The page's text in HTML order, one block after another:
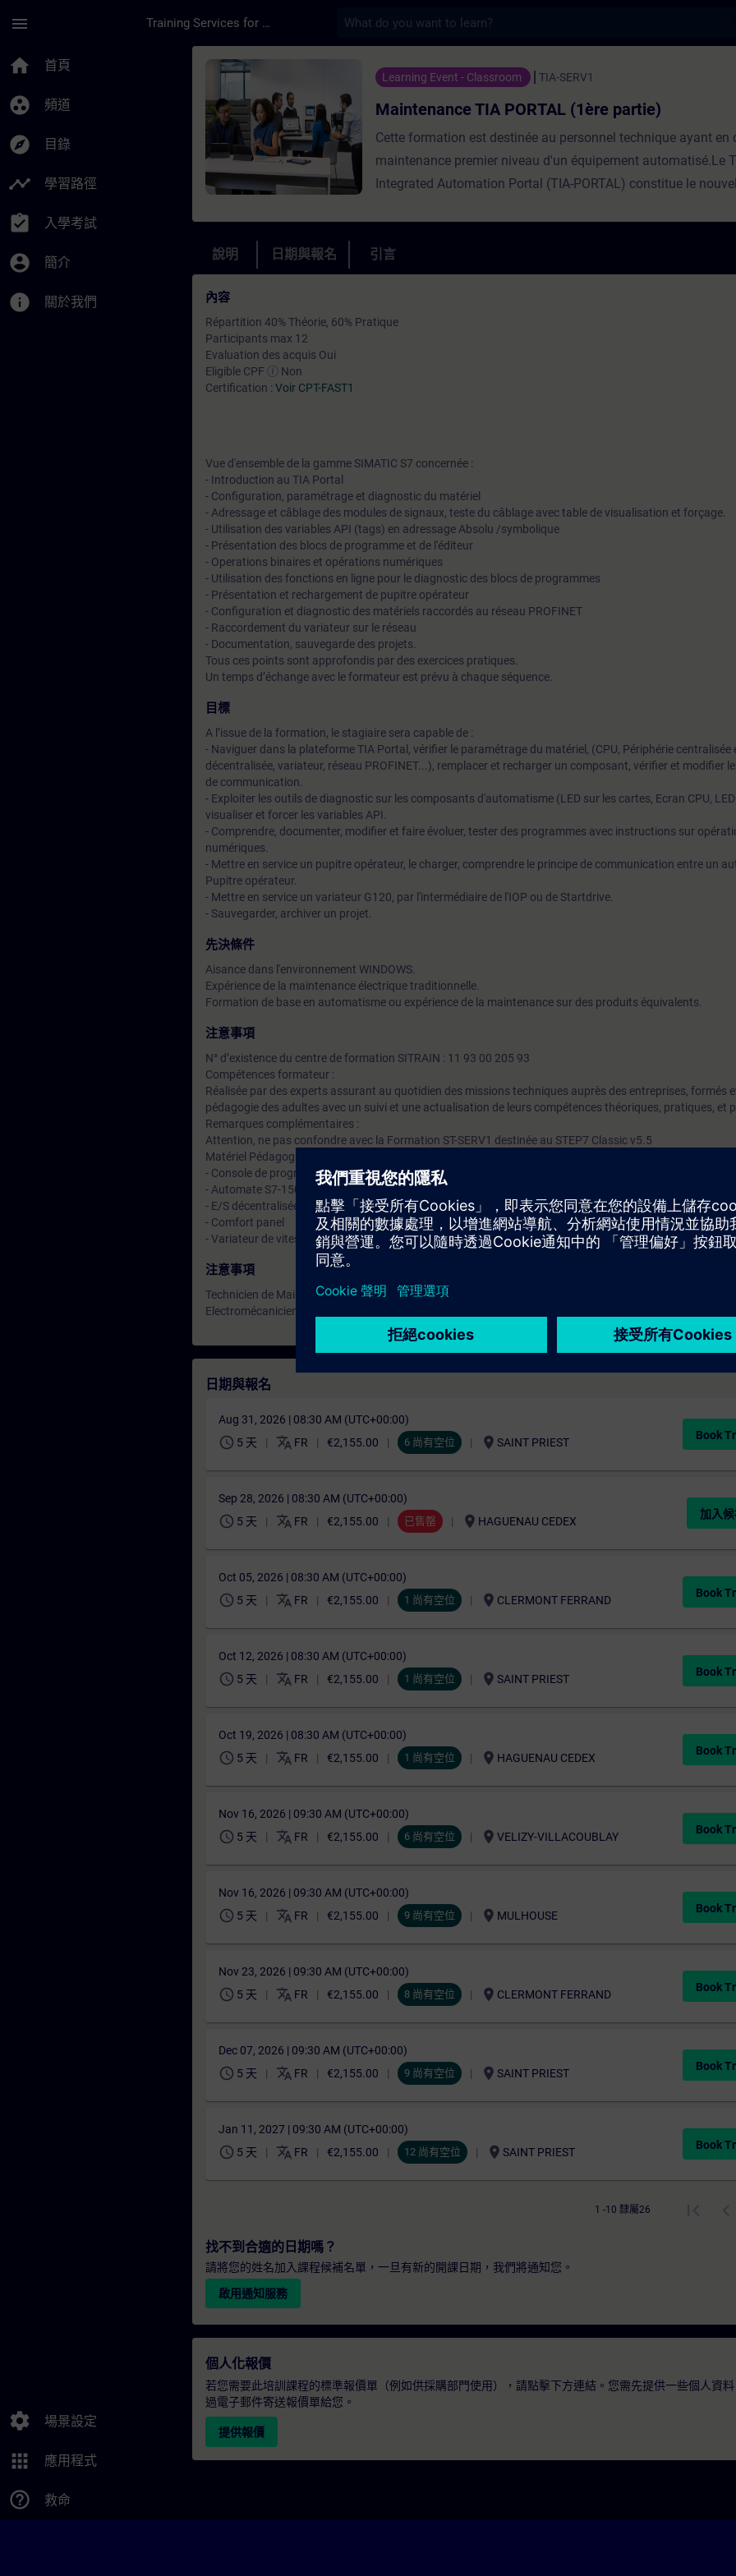
menu Training Services for Digital Industries
home 首頁
group_work 頻道
explore 目錄
timeline 學習路徑
assignment_turned_in 入學考試
account_circle 簡介
info 關於我們
settings 場景設定
apps 應用程式
help_outline 救命
課程 - Maintenance TIA PORTAL (1ère partie) - 培訓 - 培訓 -
Learning Event - Classroom TIA-SERV1
Maintenance TIA PORTAL (1ère partie)
Cette formation est destinée au personnel technique ayant en
maintenance premier niveau d'un équipement automatisé.Le
Integrated Automation Portal (TIA-PORTAL) constitue le nouvel
formation à la maintenance, vous découvrirez les outils et
permettant d'assurer la maintenance des systèmes SIMATIC
vitesse.Cette formation met l'accent sur les outils de recherche
說明 日期與報名 引言
內容
Répartition 40% Théorie, 60% Pratique
Participants max 12
Evaluation des acquis Oui
Eligible CPF ⓘ Non
Certification : Voir CPT-FAST1
Vue d'ensemble de la gamme SIMATIC S7 concernée :
- Introduction au TIA Portal
- Configuration, paramétrage et diagnostic du matériel
- Adressage et câblage des modules de signaux, teste du câblage avec table de visualisation et forçage.
- Utilisation des variables API (tags) en adressage Absolu /symbolique
- Présentation des blocs de programme et de l'éditeur
- Operations binaires et opérations numériques
- Utilisation des fonctions en ligne pour le diagnostic des blocs de programmes
- Présentation et rechargement de pupitre opérateur
- Configuration et diagnostic des matériels raccordés au réseau PROFINET
- Raccordement du variateur sur le réseau
- Documentation, sauvegarde des projets.
Tous ces points sont approfondis par des exercices pratiques.
Un temps d’échange avec le formateur est prévu à chaque séquence.
目標
A l’issue de la formation, le stagiaire sera capable de :
- Naviguer dans la plateforme TIA Portal, vérifier le paramétrage du matériel, (CPU, Périphérie centralisée
décentralisée, variateur, réseau PROFINET...), remplacer et recharger un composant, vérifier et modifier
de communication.
- Exploiter les outils de diagnostic sur les composants d'automatisme (LED sur les cartes, Ecran CPU,
visualiser et forcer les variables API.
- Comprendre, documenter, modifier et faire évoluer, tester des programmes avec instructions sur
numériques.
- Mettre en service un pupitre opérateur, le charger, comprendre le principe de communication entre un
Pupitre opérateur.
- Mettre en service un variateur G120, par l'intermédiaire de l'IOP ou de Startdrive.
- Sauvegarder, archiver un projet.
先決條件
Aisance dans l'environnement WINDOWS.
Expérience de la maintenance électrique traditionnelle.
Formation de base en automatisme ou expérience de la maintenance sur des produits équivalents.
注意事項
N° d’existence du centre de formation SITRAIN : 11 93 00 205 93
Compétences formateur :
Réalisée par des experts assurant au quotidien des missions techniques auprès des entreprises, formés
pédagogie des adultes avec un suivi et une actualisation de leurs compétences théoriques, pratiques, et
Remarques complémentaires :
Attention, ne pas confondre avec la Formation ST-SERV1 destinée au STEP7 Classic v5.5
Matériel Pédagogique (à titre indicatif par binôme) :
- Console de programmation TIA-PORTAL (TIA-PORTAL, STEP7-Professional, WinCC-Advanced)
- Automate S7-1500
- E/S décentralisées type ET200SP
- Comfort panel
- Variateur de vitesse type SINAMICS G120
注意事項
Technicien de Maintenance
Electromécanicien
日期與報名
Aug 31, 2026 | 08:30 AM (UTC+00:00)
schedule 5 天 translate FR €2,155.00 6 尚有空位 location_on SAINT PRIEST
Book
Sep 28, 2026 | 08:30 AM (UTC+00:00)
schedule 5 天 translate FR €2,155.00 已售罄 location_on HAGUENAU CEDEX
加入
Oct 05, 2026 | 08:30 AM (UTC+00:00)
schedule 5 天 translate FR €2,155.00 1 尚有空位 location_on CLERMONT FERRAND
Book
Oct 12, 2026 | 08:30 AM (UTC+00:00)
schedule 5 天 translate FR €2,155.00 1 尚有空位 location_on SAINT PRIEST
Book
Oct 19, 2026 | 08:30 AM (UTC+00:00)
schedule 5 天 translate FR €2,155.00 1 尚有空位 location_on HAGUENAU CEDEX
Book
Nov 16, 2026 | 09:30 AM (UTC+00:00)
schedule 5 天 translate FR €2,155.00 6 尚有空位 location_on VELIZY-VILLACOUBLAY
Book
Nov 16, 2026 | 09:30 AM (UTC+00:00)
schedule 5 天 translate FR €2,155.00 9 尚有空位 location_on MULHOUSE
Book
Nov 23, 2026 | 09:30 AM (UTC+00:00)
schedule 5 天 translate FR €2,155.00 8 尚有空位 location_on CLERMONT FERRAND
Book
Dec 07, 2026 | 09:30 AM (UTC+00:00)
schedule 5 天 translate FR €2,155.00 9 尚有空位 location_on SAINT PRIEST
Book
Jan 11, 2027 | 09:30 AM (UTC+00:00)
schedule 5 天 translate FR €2,155.00 12 尚有空位 location_on SAINT PRIEST
Book
1 -10 隸屬26
找不到合適的日期嗎？
請將您的姓名加入課程候補名單，一旦有新的開課日期，我們將通知您。
啟用通知服務
個人化報價
若您需要此培訓課程的標準報價單（例如供採購部門使用），請點擊下方連結。您需先提供一些個人資
過電子郵件寄送報價單給您。
提供報價